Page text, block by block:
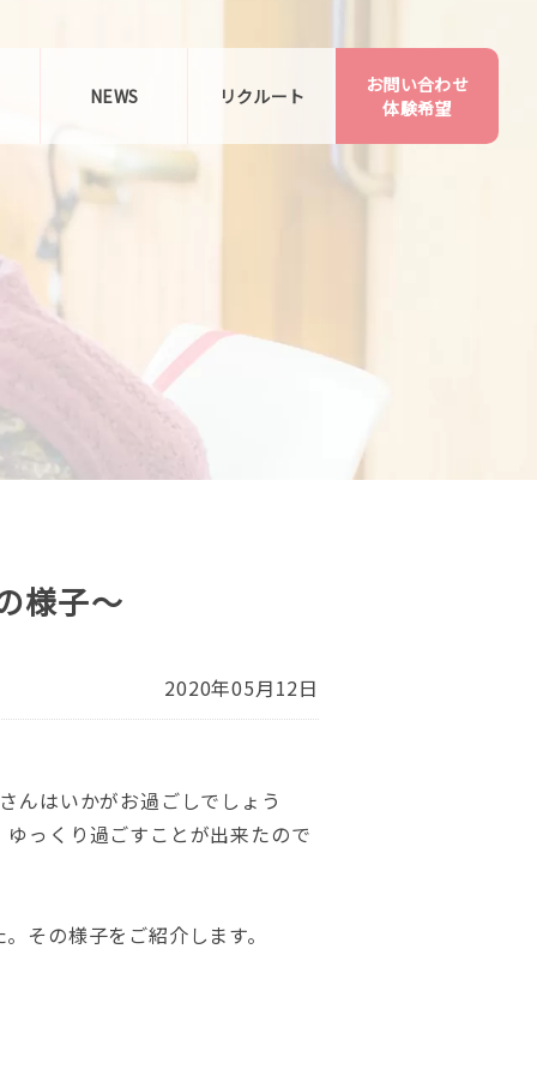
NEWS リクルート
お問い合わせ
体験希望
様子～
2020年05月12日
んはいかがお過ごしでしょう
っくり過ごすことが出来たので
その様子をご紹介します。